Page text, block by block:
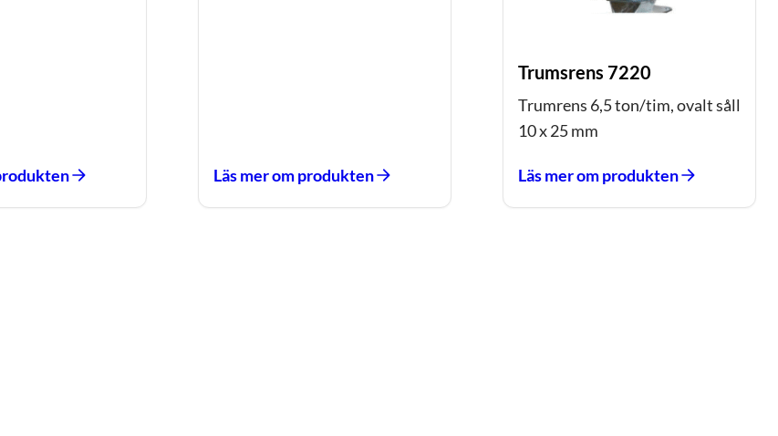
Läs mer om produkten
Trumsrens 7220
Trumrens 6,5 ton/tim, ovalt såll
10 x 25 mm
Läs mer om produkten